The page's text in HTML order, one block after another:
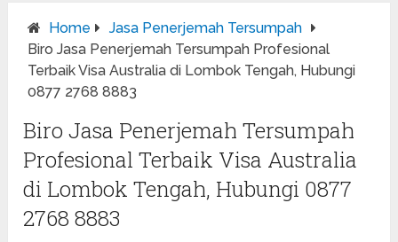
Home
Jasa Penerjemah Tersumpah
Biro Jasa Penerjemah Tersumpah Profesional
Terbaik Visa Australia di Lombok Tengah, Hubungi
0877 2768 8883
Biro Jasa Penerjemah Tersumpah
Profesional Terbaik Visa Australia
di Lombok Tengah, Hubungi 0877
2768 8883